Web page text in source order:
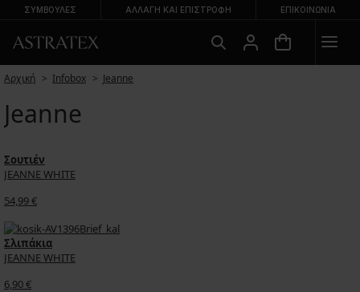
ΣΥΜΒΟΥΛΕΣ ΑΛΛΑΓΉ ΚΑΙ ΕΠΙΣΤΡΟΦΉ ΕΠΙΚΟΙΝΩΝΊΑ
Αρχική Infobox Jeanne
Jeanne
Σουτιέν
JEANNE WHITE
54,99 €
Σλιπάκια
JEANNE WHITE
6,90 €